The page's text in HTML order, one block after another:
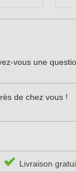
vous une
de chez vous !
Livraison